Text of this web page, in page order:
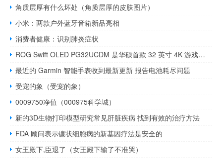
角质层厚有什么坏处（角质层厚的皮肤图片）
小米：两款户外蓝牙音箱新品亮相
消费者健康：识别肺炎症状
ROG Swift OLED PG32UCDM 是华硕首款 32 英寸 4K 游戏显示器
最近的 Garmin 智能手表收到最新更新 报告电池耗尽问题
受宠的象（受宠的象）
0009750净值（000975科学城）
新的3D生物打印模型研究常见肝脏疾病 找到有效的治疗方法
FDA 顾问表示镰状细胞病的新基因疗法是安全的
女王殿下,臣退了（女王殿下输了不准哭）